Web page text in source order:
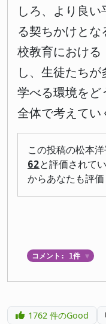
しろ、より良
る契ちかけと
校教育における
し、生徒たち
学べる環境をど
全体で考えてい
この投稿の松本洋
62と評価されて
からあなたも評価
コメント: 1件 ▼
1762 件のGood